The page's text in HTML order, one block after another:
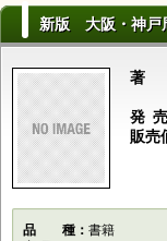
新版 大阪・神戸
発
販売
品種書籍